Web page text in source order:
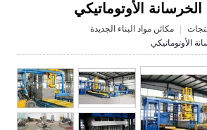
الأوتوماتيكي
مكائن مواد البناء الجديدة
الأوتوماتيكي